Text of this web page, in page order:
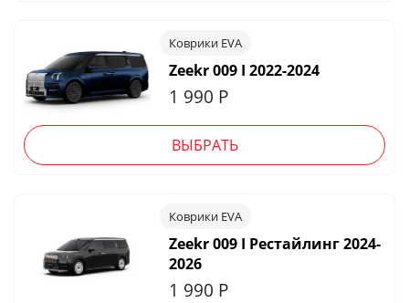
Коврики EVA
Zeekr 009 I 2022-2024
1 990 Р
ВЫБРАТЬ
Коврики EVA
Zeekr 009 I Рестайлинг 2024-
2026
1 990 Р